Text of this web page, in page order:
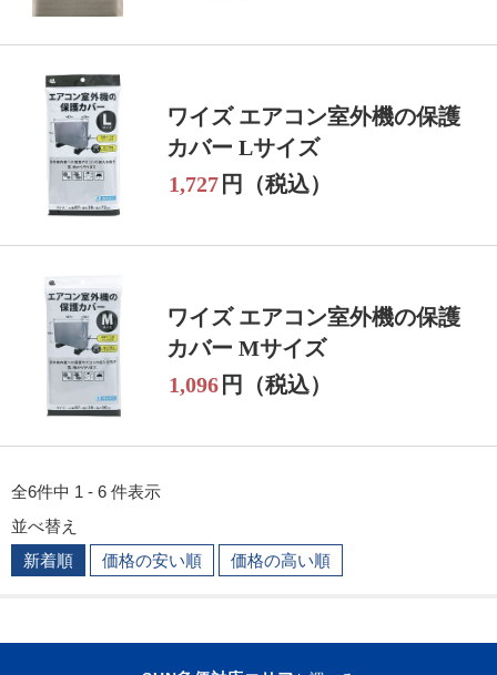
ワイズ エアコン室外機の保護
カバー Lサイズ
1,727 円（税込）
ワイズ エアコン室外機の保護
カバー Mサイズ
1,096 円（税込）
全6件中 1 - 6 件表示
並べ替え
新着順
価格の安い順 価格の高い順